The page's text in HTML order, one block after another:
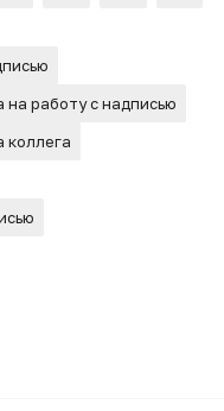
на работу с надписью
коллега